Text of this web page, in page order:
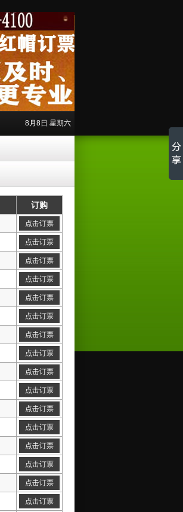
8月8日 星期六
订购
点击订票
点击订票
点击订票
点击订票
点击订票
点击订票
点击订票
点击订票
点击订票
点击订票
点击订票
点击订票
点击订票
点击订票
点击订票
点击订票